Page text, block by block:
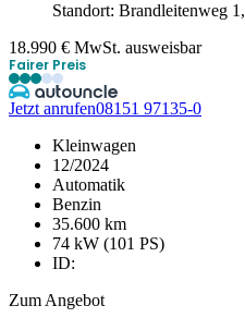
Standort: Brandleitenweg 1,
18.990 € MwSt. ausweisbar
Fairer Preis
Jetzt anrufen08151 97135-0
Kleinwagen
12/2024
Automatik
Benzin
35.600 km
74 kW (101 PS)
ID:
Zum Angebot